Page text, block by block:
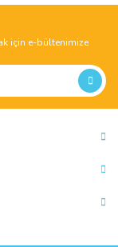
için e-bültenimize